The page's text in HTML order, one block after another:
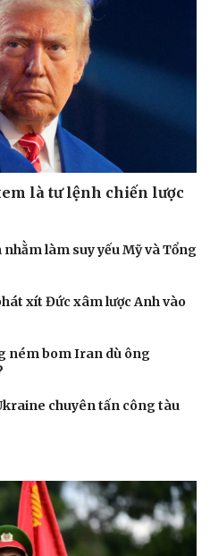
là tư lệnh chiến lược
làm suy yếu Mỹ và Tổng
xít Đức xâm lược Anh vào
ném bom Iran dù ông
chuyên tấn công tàu